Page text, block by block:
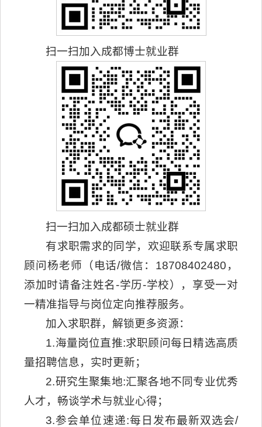
扫一扫加入成都博士就业群
扫一扫加入成都硕士就业群
有求职需求的同学，欢迎联系专属求职
顾问杨老师（电话/微信：18708402480，
添加时请备注姓名-学历-学校），享受一对
一精准指导与岗位定向推荐服务。
加入求职群，解锁更多资源：
1.‌海量岗位直推:求职顾问每日精选高质
量招聘信息，实时更新；
2.研究生聚集地:汇聚各地不同专业优秀
人才，畅谈学术与就业心得；
3.参会单位速递:每日发布最新双选会/